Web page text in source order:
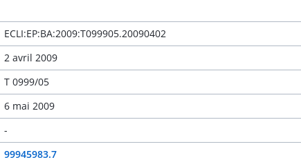
ECLI:EP:BA:2009:T099905.20090402
2 avril 2009
T 0999/05
6 mai 2009
-
99945983.7